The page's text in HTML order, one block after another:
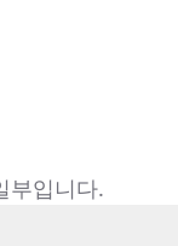
부입니다.